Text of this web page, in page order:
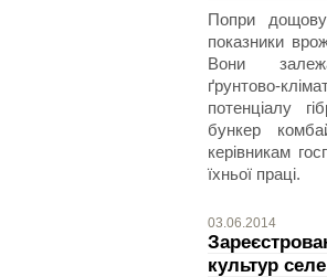
Попри
показники
Вони
ґрунтово-
потенціалу
бункер
керівникам
їхньої праці.
03.06.2014
культур